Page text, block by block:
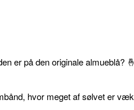
er på den originale almueblå? 🤞
hvor meget af sølvet er